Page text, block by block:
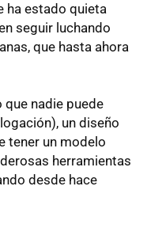
ha estado quieta
seguir luchando
que hasta ahora
que nadie puede
un diseño
tener un modelo
herramientas
desde hace